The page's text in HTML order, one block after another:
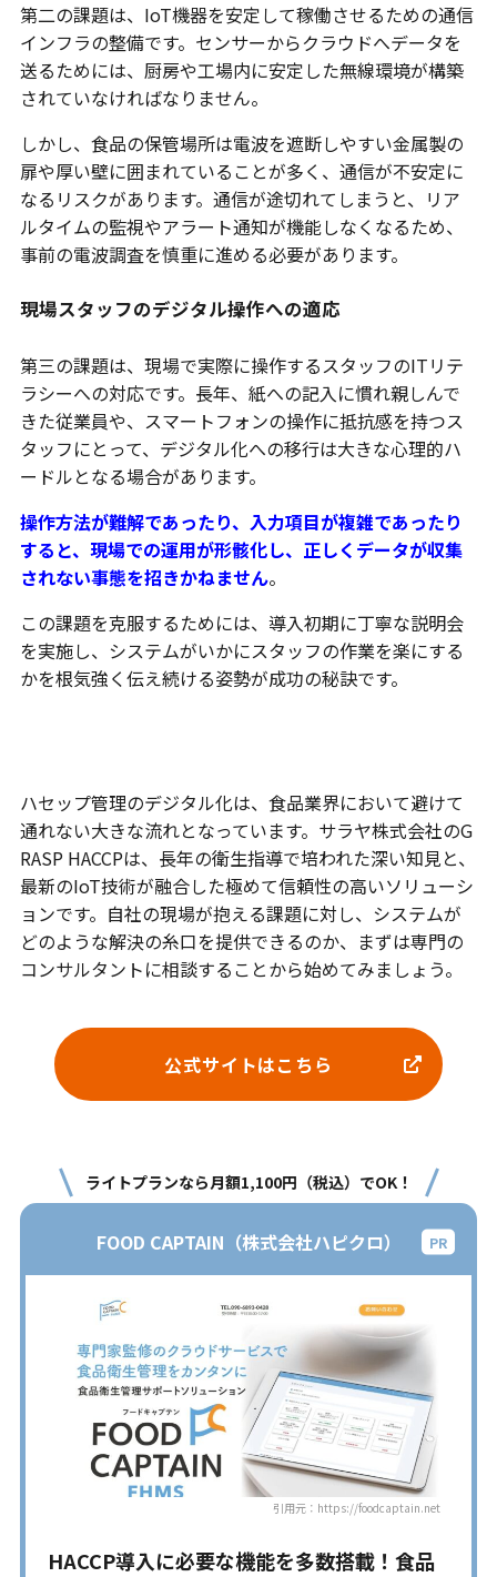
第二の課題は、IoT機器を安定して稼働させるための通信
インフラの整備です。センサーからクラウドへデータを
送るためには、厨房や工場内に安定した無線環境が構築
されていなければなりません。
しかし、食品の保管場所は電波を遮断しやすい金属製の
扉や厚い壁に囲まれていることが多く、通信が不安定に
なるリスクがあります。通信が途切れてしまうと、リア
ルタイムの監視やアラート通知が機能しなくなるため、
事前の電波調査を慎重に進める必要があります。
現場スタッフのデジタル操作への適応
第三の課題は、現場で実際に操作するスタッフのITリテ
ラシーへの対応です。長年、紙への記入に慣れ親しんで
きた従業員や、スマートフォンの操作に抵抗感を持つス
タッフにとって、デジタル化への移行は大きな心理的ハ
ードルとなる場合があります。
操作方法が難解であったり、入力項目が複雑であったり
すると、現場での運用が形骸化し、正しくデータが収集
されない事態を招きかねません。
この課題を克服するためには、導入初期に丁寧な説明会
を実施し、システムがいかにスタッフの作業を楽にする
かを根気強く伝え続ける姿勢が成功の秘訣です。
ハセップ管理のデジタル化は、食品業界において避けて
通れない大きな流れとなっています。サラヤ株式会社のG
RASP HACCPは、長年の衛生指導で培われた深い知見と、
最新のIoT技術が融合した極めて信頼性の高いソリューシ
ョンです。自社の現場が抱える課題に対し、システムが
どのような解決の糸口を提供できるのか、まずは専門の
コンサルタントに相談することから始めてみましょう。
公式サイトはこちら
ライトプランなら月額1,100円（税込）でOK！
FOOD CAPTAIN（株式会社ハピクロ）
引用元：https://foodcaptain.net
HACCP導入に必要な機能を多数搭載！食品